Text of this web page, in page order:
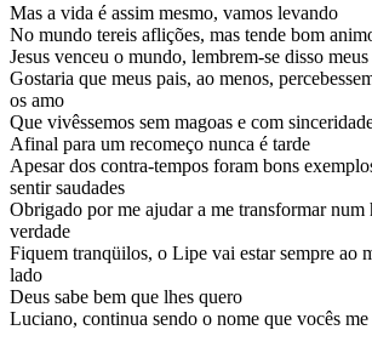
Mas a vida é assim mesmo, vamos levando
No mundo tereis aflições, mas tende bom
Jesus venceu o mundo, lembrem-se disso
Gostaria que meus pais, ao menos,
os amo
Que vivêssemos sem magoas e com
Afinal para um recomeço nunca é tarde
Apesar dos contra-tempos foram bons
sentir saudades
Obrigado por me ajudar a me transformar num
verdade
Fiquem tranqüilos, o Lipe vai estar sempre ao
lado
Deus sabe bem que lhes quero
Luciano, continua sendo o nome que vocês me